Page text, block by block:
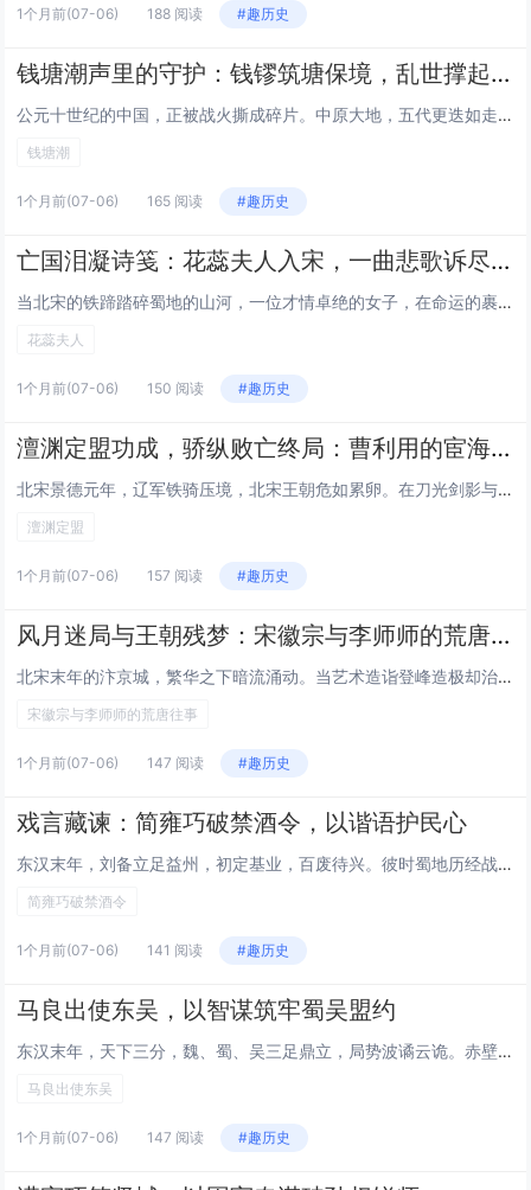
1个月前(07-06) 188 阅读 #趣历史
钱塘潮声里的守护：钱镠筑塘保境，乱世撑起江南安宁
公元十世纪的中国，正被战火撕成碎片。中原大地，五代更迭如走马；南方诸国，割据混战无休止。然而，在吴越之地，却有一方土地，在乱世的惊涛骇浪中，始终保有难得的安宁。这份安宁，既源于钱镠以武力割据筑起的屏障，更离不开他倾尽心力修筑的捍海石塘——这...
钱塘潮
1个月前(07-06) 165 阅读 #趣历史
亡国泪凝诗笺：花蕊夫人入宋，一曲悲歌诉尽故国殇
当北宋的铁蹄踏碎蜀地的山河，一位才情卓绝的女子，在命运的裹挟下踏入宋宫。她就是花蕊夫人，以一支蘸满血泪的笔，写下传诵千古的诗词，将故国覆灭的悲苦，凝成历史深处最凄婉的绝唱。乱世红颜，承一国繁华与倾覆花蕊夫人，本是后蜀后主孟昶的宠妃，生于蜀地...
花蕊夫人
1个月前(07-06) 150 阅读 #趣历史
澶渊定盟功成，骄纵败亡终局：曹利用的宦海浮沉与人生警鉴
北宋景德元年，辽军铁骑压境，北宋王朝危如累卵。在刀光剑影与谈判博弈的交织中，曹利用临危受命，以坚定的气节促成澶渊之盟，为两国换得数十年和平，立下不世之功。可这位曾挽狂澜于既倒的功臣，却在身居高位后骄纵跋扈，纵容子弟横行不法，最终亲手葬送了家...
澶渊定盟
1个月前(07-06) 157 阅读 #趣历史
风月迷局与王朝残梦：宋徽宗与李师师的荒唐往事
北宋末年的汴京城，繁华之下暗流涌动。当艺术造诣登峰造极却治国无方的宋徽宗赵佶，邂逅色艺双绝、名动京城的名妓李师师，一场跨越宫廷与市井的荒唐情事就此拉开帷幕。这段交织着欲望、权谋与悲情的往事，不仅成为北宋末年政治昏聩、世风浮靡的生动注脚，更在...
宋徽宗与李师师的荒唐往事
1个月前(07-06) 147 阅读 #趣历史
戏言藏谏：简雍巧破禁酒令，以谐语护民心
东汉末年，刘备立足益州，初定基业，百废待兴。彼时蜀地历经战乱，百姓疲惫，田地荒芜，粮食收成锐减，民生凋敝成为摆在刘备面前最棘手的难题。为应对粮荒，保障军民温饱，刘备忧心如焚，思虑再三后，颁布了一道严苛的禁酒法令——无论官员百姓，一律不得私自...
简雍巧破禁酒令
1个月前(07-06) 141 阅读 #趣历史
马良出使东吴，以智谋筑牢蜀吴盟约
东汉末年，天下三分，魏、蜀、吴三足鼎立，局势波谲云诡。赤壁之战后，蜀吴虽曾联手大破曹军，奠定同盟根基，但随着荆州归属、势力边界等问题的拉扯，两国关系暗生嫌隙，同盟的纽带逐渐紧绷，随时有断裂的风险。彼时的蜀汉，根基未稳，若失去东吴的牵制，便要...
马良出使东吴
1个月前(07-06) 147 阅读 #趣历史